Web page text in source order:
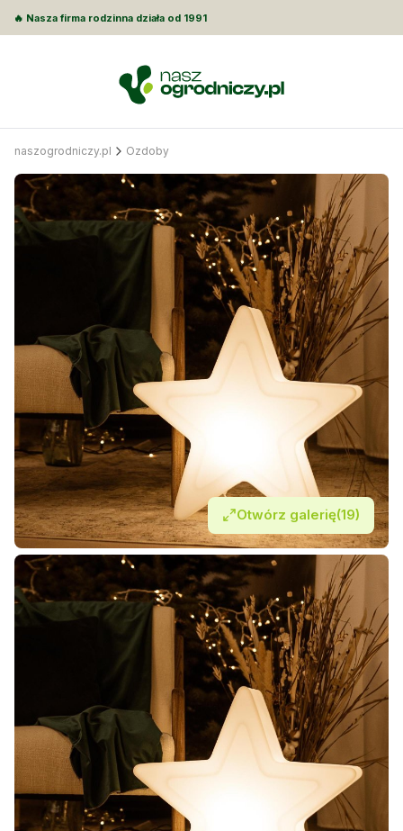
🔥 Nasza firma rodzinna działa od 1991
naszogrodniczy.pl Ozdoby
Otwórz galerię(19)